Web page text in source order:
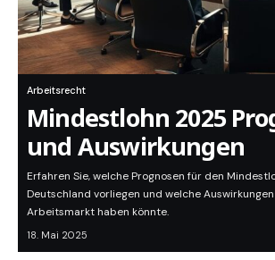
Arbeitsrecht
Mindestlohn 2025
und Auswirkungen
Erfahren Sie, welche Prognosen für den
Deutschland vorliegen und welche
Arbeitsmarkt haben könnte.
18. Mai 2025